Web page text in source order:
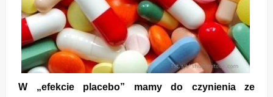
W „efekcie placebo” mamy do czynienia ze